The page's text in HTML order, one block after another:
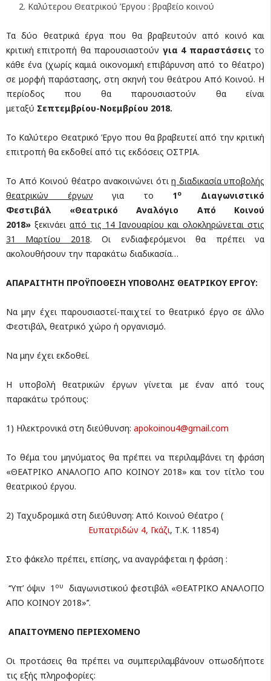
Καλύτερου Θεατρικού Έργου : βραβείο κοινού
Τα δύο θεατρικά έργα που θα βραβευτούν από κοινό και
κριτική επιτροπή θα παρουσιαστούν για 4 παραστάσεις το
κάθε ένα (χωρίς καμιά οικονομική επιβάρυνση από το θέατρο)
σε μορφή παράστασης, στη σκηνή του θεάτρου Από Κοινού. Η
περίοδος που θα παρουσιαστούν θα είναι
μεταξύ Σεπτεμβρίου-Νοεμβρίου 2018.
Το Καλύτερο Θεατρικό Έργο που θα βραβευτεί από την κριτική
επιτροπή θα εκδοθεί από τις εκδόσεις ΟΣΤΡΙΑ.
Το Από Κοινού θέατρο ανακοινώνει ότι η διαδικασία υποβολής
θεατρικών έργων για το 1ο
Διαγωνιστικό
Φεστιβάλ «Θεατρικό Αναλόγιο Από Κοινού
2018» ξεκινάει από τις 14 Ιανουαρίου και ολοκληρώνεται στις
31 Μαρτίου 2018. Οι ενδιαφερόμενοι θα πρέπει να
ακολουθήσουν την παρακάτω διαδικασία…
ΑΠΑΡΑΙΤΗΤΗ ΠΡΟΫΠΟΘΕΣΗ ΥΠΟΒΟΛΗΣ ΘΕΑΤΡΙΚΟΥ ΕΡΓΟΥ:
Να μην έχει παρουσιαστεί-παιχτεί το θεατρικό έργο σε άλλο
Φεστιβάλ, θεατρικό χώρο ή οργανισμό.
Να μην έχει εκδοθεί.
Η υποβολή θεατρικών έργων γίνεται με έναν από τους
παρακάτω τρόπους:
1) Ηλεκτρονικά στη διεύθυνση: apokoinou4@gmail.com
Το θέμα του μηνύματος θα πρέπει να περιλαμβάνει τη φράση
«ΘΕΑΤΡΙΚΟ ΑΝΑΛΟΓΙΟ ΑΠΟ ΚΟΙΝΟΥ 2018» και τον τίτλο του
θεατρικού έργου.
2) Ταχυδρομικά στη διεύθυνση: Από Κοινού Θέατρο (
Ευπατριδών 4, Γκάζι, Τ.Κ. 11854)
Στο φάκελο πρέπει, επίσης, να αναγράφεται η φράση :
‘‘Υπ’ όψιν 1 ου
διαγωνιστικού φεστιβάλ «ΘΕΑΤΡΙΚΟ ΑΝΑΛΟΓΙΟ
ΑΠΟ ΚΟΙΝΟΥ 2018»’’.
ΑΠΑΙΤΟΥΜΕΝΟ ΠΕΡΙΕΧΟΜΕΝΟ
Οι προτάσεις θα πρέπει να συμπεριλαμβάνουν οπωσδήποτε
τις εξής πληροφορίες: